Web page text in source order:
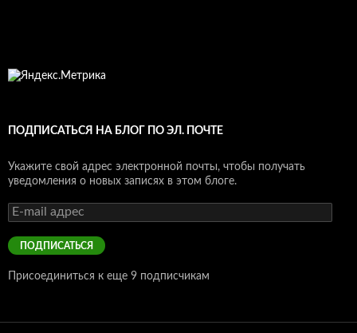
ПОДПИСАТЬСЯ НА БЛОГ ПО ЭЛ. ПОЧТЕ
Укажите свой адрес электронной почты, чтобы получать
уведомления о новых записях в этом блоге.
E-
mail
адрес
ПОДПИСАТЬСЯ
Присоединиться к еще 9 подписчикам